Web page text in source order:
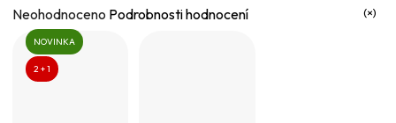
Průměrné
hodnocení
produktu
Neohodnoceno Podrobnosti hodnocení
NOVINKA
2 + 1